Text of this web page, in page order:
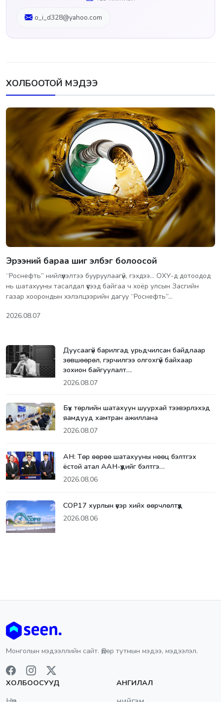
o_i_d328@yahoo.com
ХОЛБООТОЙ МЭДЭЭ
Эрээний бараа шиг элбэг болоосой
“Роснефть” нийлүүлэлтээ бууруулаагүй, гэхдээ... ОХУ-д дотоодод
нь шатахууны тасалдал үүсээд байгаа ч хоёр улсын Засгийн
газар хоорондын хэлэлцээрийн дагуу “Роснефть”…
2026.08.07
Дуусаагүй барилгад урьдчилсан байдлаар
зөвшөөрөл, гэрчилгээ олгохгүй байхаар
зохион байгуулалт…
2026.08.07
Бүх төрлийн шатахуун шуурхай тээвэрлэхэд
яамдууд хамтран ажиллана
2026.08.07
АН: Төр өөрөө шатахууны нөөц бэлтгэх
ёстой атал ААН-үүдийг бэлтгэ…
2026.08.06
СОР17 хурлын үеэр хийх өөрчлөлтүүд
2026.08.06
Монголын мэдээллийн сайт. Өдөр тутмын мэдээ, мэдээлэл.
ХОЛБООСУУД АНГИЛАЛ